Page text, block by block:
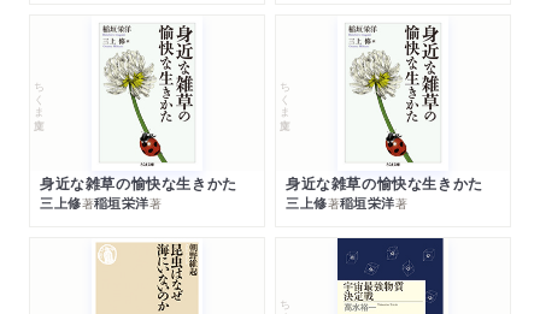
ちくま文庫
身近な雑草の愉快な生きかた
三上修著稲垣栄洋著
ちくま文庫
身近な雑草の愉快な生きかた
三上修著稲垣栄洋著